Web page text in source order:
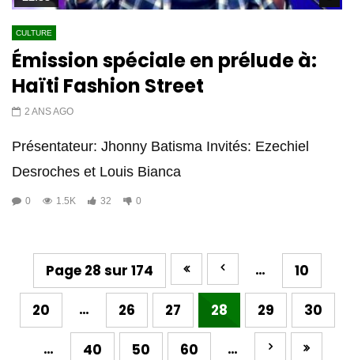
CULTURE
Émission spéciale en prélude à:
Haïti Fashion Street
2 ANS AGO
Présentateur: Jhonny Batisma Invités: Ezechiel
Desroches et Louis Bianca
0 1.5K 32 0
Page 28 sur 174 … 10
20 … 26 27 28 29 30
… 40 50 60 …